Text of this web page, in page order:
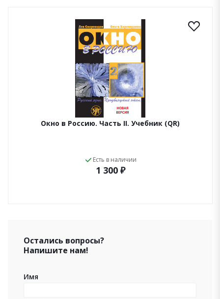
Окно в Россию. Часть II. Учебник (QR)
Есть в наличии
1 300 ₽
Остались вопросы?
Напишите нам!
Имя